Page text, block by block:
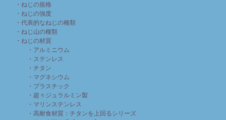
・ねじの規格
・ねじの強度
・代表的なねじの種類
・ねじ山の種類
・ねじの材質
・アルミニウム
・ステンレス
・チタン
・マグネシウム
・プラスチック
・超々ジュラルミン製
・マリンステンレス
・高耐食材質：チタンを上回るシリーズ